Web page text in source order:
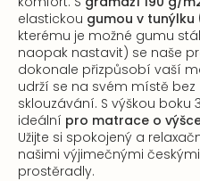
elastickou gumou v tunýlku
kterému je možné gumu
naopak nastavit) se naše
dokonale přizpůsobí vaší
udrží se na svém místě bez
sklouzávání. S výškou boku
ideální pro matrace o
Užijte si spokojený a
našimi výjimečnými
prostěradly.